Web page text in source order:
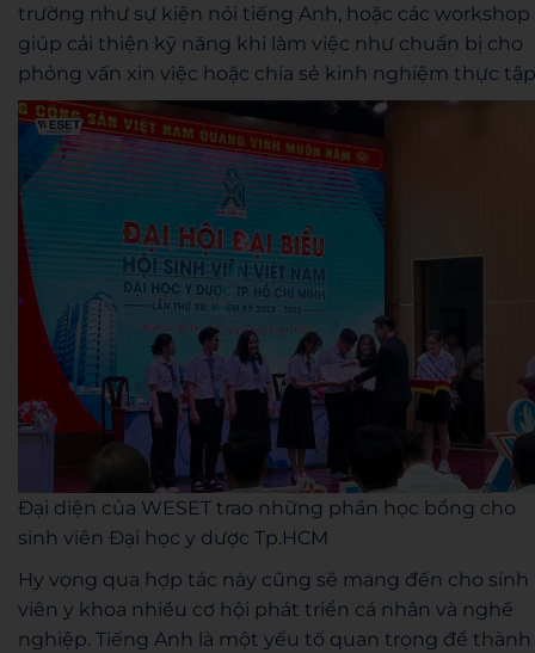
trường như sự kiện nói tiếng Anh, hoặc các workshop
giúp cải thiện kỹ năng khi làm việc như chuẩn bị cho
phỏng vấn xin việc hoặc chia sẻ kinh nghiệm thực
Đại diện của WESET trao những phần học bổng cho
sinh viên Đại học y dược Tp.HCM
Hy vọng qua hợp tác này cũng sẽ mang đến cho sinh
viên y khoa nhiều cơ hội phát triển cá nhân và nghề
nghiệp. Tiếng Anh là một yếu tố quan trọng để thành